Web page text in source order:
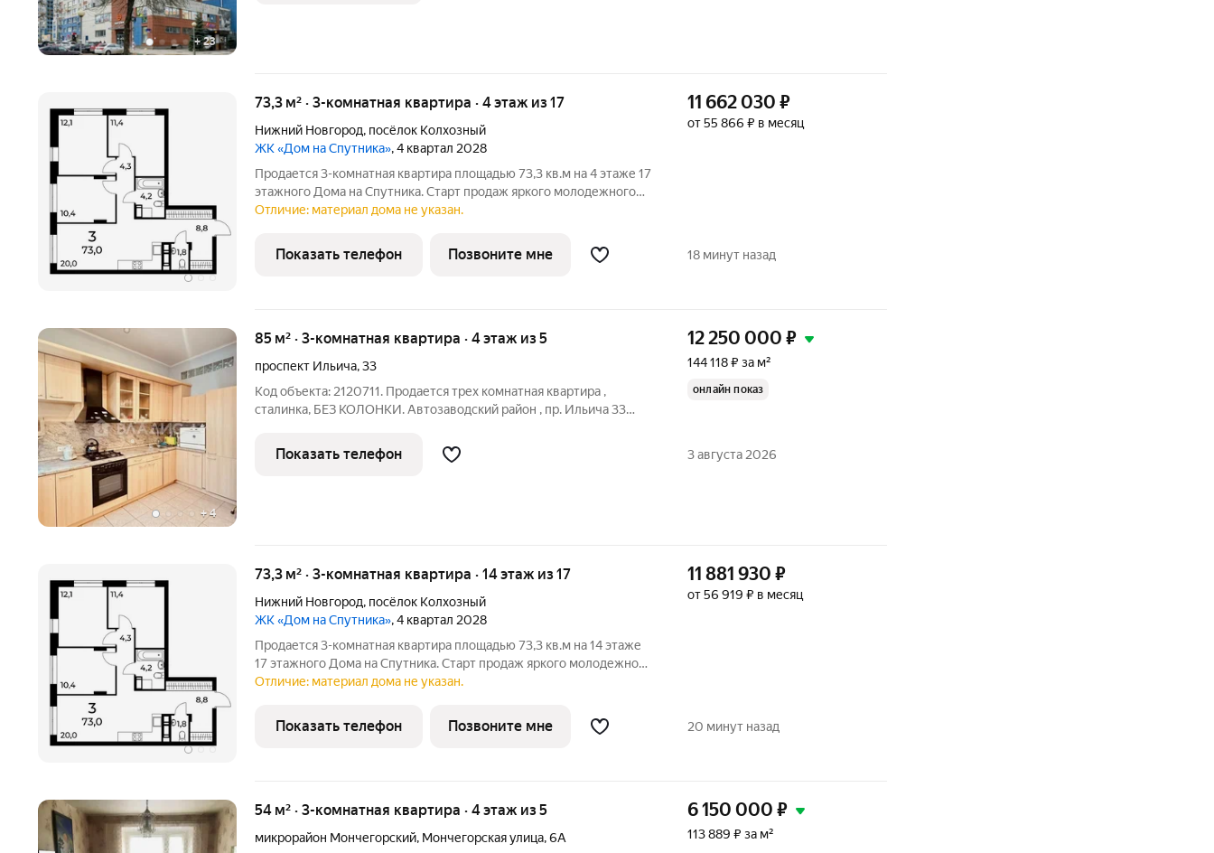
+23
73,3 м² · 3-комнатная квартира · 4 этаж из 17
Нижний Новгород, посёлок Колхозный
ЖК «Дом на Спутника», 4 квартал 2028
Продается 3-комнатная квартира площадью 73,3 кв.м на 4 этаже 17
этажного Дома на Спутника. Старт продаж яркого молодежного
жилого комплекса Дом на Спутника современный проект от ГК
районе,
11 662 030 ₽
от 55 866 ₽ в месяц
Отличие: материал дома не указан.
Показать телефон Позвоните мне 18 минут назад
+4
85 м² · 3-комнатная квартира · 4 этаж из 5
проспект Ильича,33
Код объекта: 2120711. Продается трех комнатная квартира ,
сталинка, БЕЗ КОЛОНКИ. Автозаводский район , пр. Ильича 33
и долгов нет. 2 взрослых собственника. Быстрый выход на сделку
Рядом
12 250 000 ₽
144 118 ₽ за м²
онлайн показ
Показать телефон 3 августа 2026
73,3 м² · 3-комнатная квартира · 14 этаж из 17
Нижний Новгород, посёлок Колхозный
ЖК «Дом на Спутника», 4 квартал 2028
Продается 3-комнатная квартира площадью 73,3 кв.м на 14 этаже
17 этажного Дома на Спутника. Старт продаж яркого молодежного
жилого комплекса Дом на Спутника современный проект от ГК
районе,
11 881 930 ₽
от 56 919 ₽ в месяц
Отличие: материал дома не указан.
Показать телефон Позвоните мне 20 минут назад
54 м² · 3-комнатная квартира · 4 этаж из 5
микрорайон Мончегорский, Мончегорская улица,6А
6 150 000 ₽
113 889 ₽ за м²